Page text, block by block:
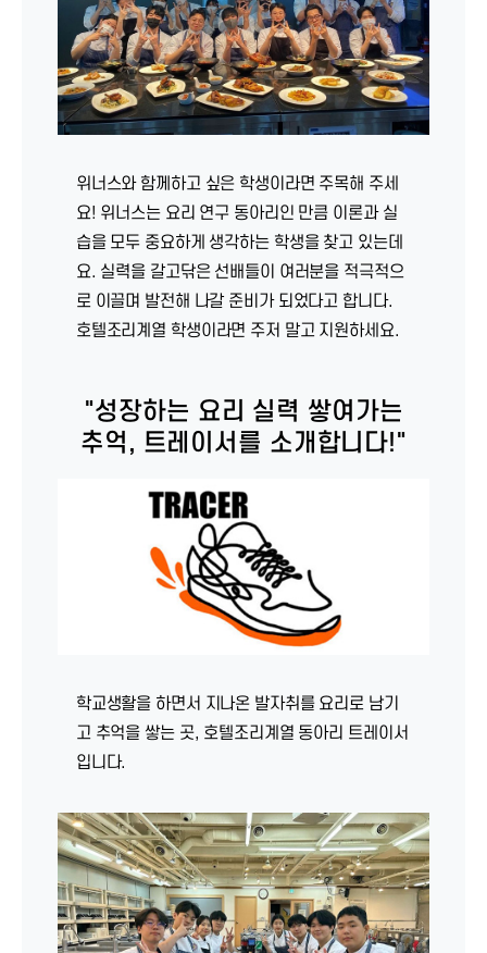
위너스와 함께하고 싶은 학생이라면 주목해 주세
요! 위너스는 요리 연구 동아리인 만큼 이론과 실
습을 모두 중요하게 생각하는 학생을 찾고 있는데
요. 실력을 갈고닦은 선배들이 여러분을 적극적으
로 이끌며 발전해 나갈 준비가 되었다고 합니다.
호텔조리계열 학생이라면 주저 말고 지원하세요.
"성장하는 요리 실력 쌓여가는
추억, 트레이서를 소개합니다!"
학교생활을 하면서 지나온 발자취를 요리로 남기
고 추억을 쌓는 곳, 호텔조리계열 동아리 트레이서
입니다.